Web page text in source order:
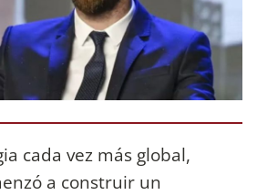
cada vez más global,
a construir un